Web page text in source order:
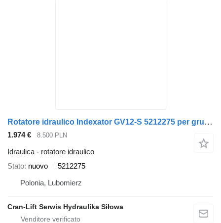
Rotatore idraulico Indexator GV12-S 5212275 per gru per autocarro
1.974 € 8.500 PLN
Idraulica - rotatore idraulico
Stato nuovo
5212275
Polonia, Lubomierz
Cran-Lift Serwis Hydraulika Siłowa